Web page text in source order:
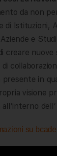
da non
di Istituzioni,
Aziende e
creare nuove
presente in
visione
dell’
su